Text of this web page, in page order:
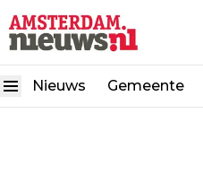
Nieuws Gemeente